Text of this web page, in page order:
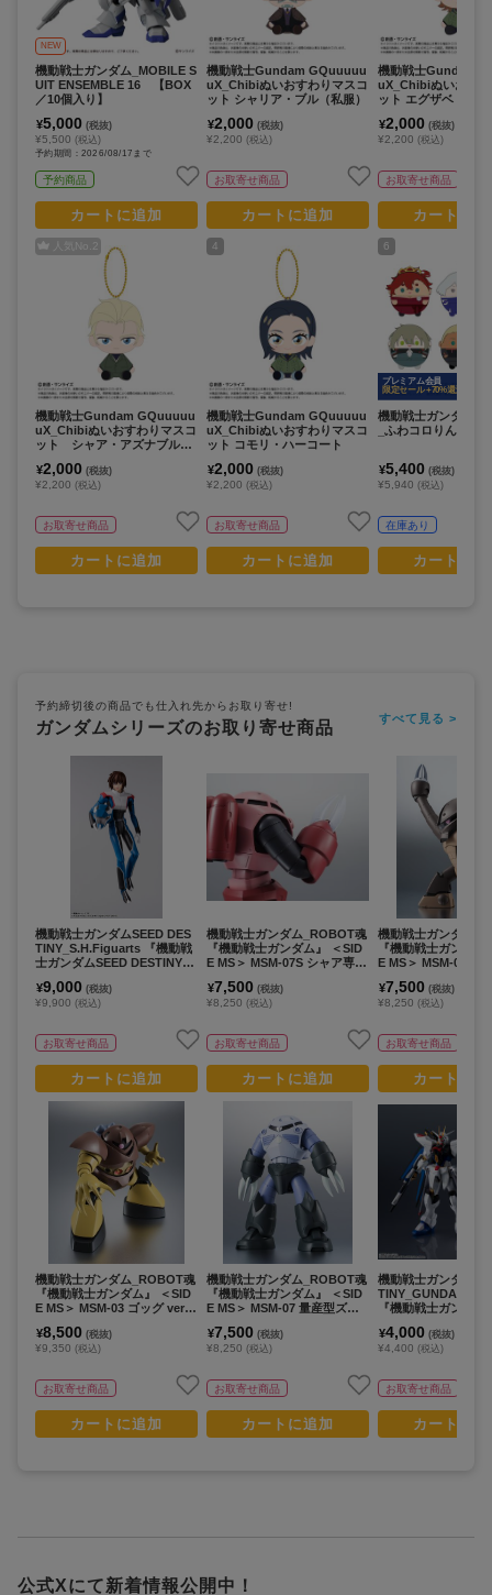
NEW
機動戦士ガンダム_MOBILE S
UIT ENSEMBLE 16 【BOX
／10個入り】
¥5,000 (税抜)
¥5,500 (税込)
予約期間：2026/08/17まで
予約商品
カートに追加
人気No. 2
機動戦士Gundam GQuuuuu
uX_Chibiぬいおすわりマスコ
ット シャア・アズナブル
¥2,000 (税抜)
¥2,200 (税込)
お取寄せ商品
カートに追加
機動戦士Gundam GQuuuuu
uX_Chibiぬいおすわりマスコ
ット シャリア・ブル（私服）
¥2,000 (税抜)
¥2,200 (税込)
お取寄せ商品
カートに追加
4
機動戦士Gundam GQuuuuu
uX_Chibiぬいおすわりマスコ
ット コモリ・ハーコート
¥2,000 (税抜)
¥2,200 (税込)
お取寄せ商品
カートに追加
機動戦士Gundam
uX_Chibiぬいおす
ット エグザベ・オリ
¥2,000 (税抜)
¥2,200 (税込)
お取寄せ商品
カートに
6
プレミアム会員
限定セール +70%還元
機動戦士ガンダム
_ふわコロりん2 (単
¥5,400 (税抜)
¥5,940 (税込)
在庫あり
カートに
予約締切後の商品でも仕入れ先からお取り寄せ!
ガンダムシリーズのお取り寄せ商品 すべて見る >
機動戦士ガンダムSEED DES
TINY_S.H.Figuarts 『機動戦
士ガンダムSEED DESTINY』
国パイロットスーツVer．)
¥9,000 (税抜)
¥9,900 (税込)
お取寄せ商品
カートに追加
機動戦士ガンダム_ROBOT魂
『機動戦士ガンダム』 ＜SID
E MS＞ MSM-03 ゴッグ ver.
¥8,500 (税抜)
¥9,350 (税込)
お取寄せ商品
カートに追加
機動戦士ガンダム_ROBOT魂
『機動戦士ガンダム』 ＜SID
E MS＞ MSM-07S シャア専用
販版）
¥7,500 (税抜)
¥8,250 (税込)
お取寄せ商品
カートに追加
機動戦士ガンダム_ROBOT魂
『機動戦士ガンダム』 ＜SID
E MS＞ MSM-07 量産型ズゴ
版）
¥7,500 (税抜)
¥8,250 (税込)
お取寄せ商品
カートに追加
機動戦士ガンダム
『機動戦士ガンダム
E MS＞ MSM-04 ア
¥7,500 (税抜)
¥8,250 (税込)
お取寄せ商品
カートに
機動戦士ガンダム
TINY_GUNDAM
『機動戦士ガンダム
E FREEDOM
EWAL
¥4,000 (税抜)
¥4,400 (税込)
お取寄せ商品
カートに
公式Xにて新着情報公開中！